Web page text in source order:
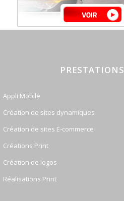
PRESTATIONS
Appli Mobile
Création de sites dynamiques
Création de sites E-commerce
Créations Print
Création de logos
Réalisations Print